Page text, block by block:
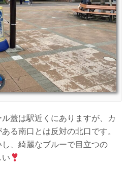
蓋は駅近くにありますが、カ
る南口とは反対の北口です。
、綺麗なブルーで目立つの
い